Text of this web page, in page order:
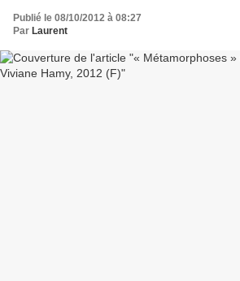
Publié le 08/10/2012 à 08:27
Par Laurent